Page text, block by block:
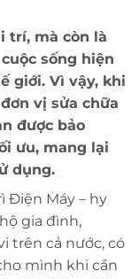
trí, mà còn là
sống hiện
giới. Vì vậy, khi
vị sửa chữa
được bảo
ưu, mang lại
dụng.
Điện Máy – hy
gia đình,
trên cả nước, có
mình khi cần